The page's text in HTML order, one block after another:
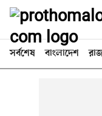
সর্বশেষ বাংলাদেশ